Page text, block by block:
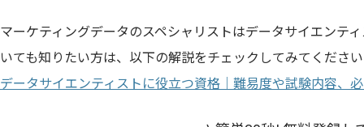
マーケティングデータのスペシャリストはデータサイエンテ
いても知りたい方は、以下の解説をチェックしてみてくださ
データサイエンティストに役立つ資格｜難易度や試験内容、